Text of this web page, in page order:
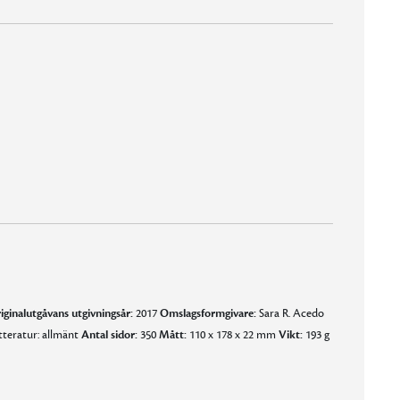
utgivningsår:2017Omslagsformgivare:Sara R. Acedo
allmäntAntal sidor:350Mått:110 x 178 x 22 mmVikt:193 g